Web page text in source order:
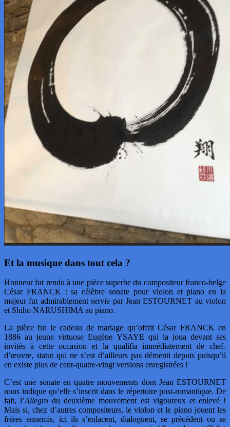
Et la musique dans tout cela ?
Honneur fut rendu à une pièce superbe du compositeur franco-belge
César FRANCK : sa célèbre sonate pour violon et piano en la
majeur fut admirablement servie par Jean ESTOURNET au violon
et Shiho NARUSHIMA au piano.
La pièce fut le cadeau de mariage qu’offrit César FRANCK en
1886 au jeune virtuose Eugène YSAYE qui la joua devant ses
invités à cette occasion et la qualifia immédiatement de chef-
d’œuvre, statut qui ne s’est d’ailleurs pas démenti depuis puisqu’il
en existe plus de cent-quatre-vingt versions enregistrées !
C’est une sonate en quatre mouvements dont Jean ESTOURNET
nous indique qu’elle s’inscrit dans le répertoire post-romantique. De
fait, l’Allegro du deuxième mouvement est vigoureux et enlevé !
Mais si, chez d’autres compositeurs, le violon et le piano jouent les
frères ennemis, ici ils s’enlacent, dialoguent, se précèdent ou se